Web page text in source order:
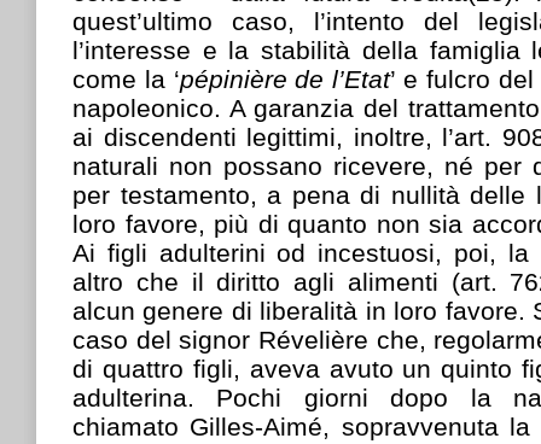
quest’ultimo caso, l’intento del
l’interesse e la stabilità della famiglia
come la ‘pépinière de l’Etat’ e fulcro
napoleonico. A garanzia del
ai discendenti legittimi, inoltre, l’art.
naturali non possano ricevere, né per
per testamento, a pena di nullità delle
loro favore, più di quanto non sia
Ai figli adulterini od incestuosi, poi, la
altro che il diritto agli alimenti (art.
alcun genere di liberalità in loro favore.
caso del signor Révelière che,
di quattro figli, aveva avuto un quinto
adulterina. Pochi giorni dopo la
chiamato Gilles-Aimé, sopravvenuta